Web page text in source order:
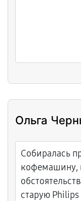
Ольга
Собиралась
кофемашину,
старую